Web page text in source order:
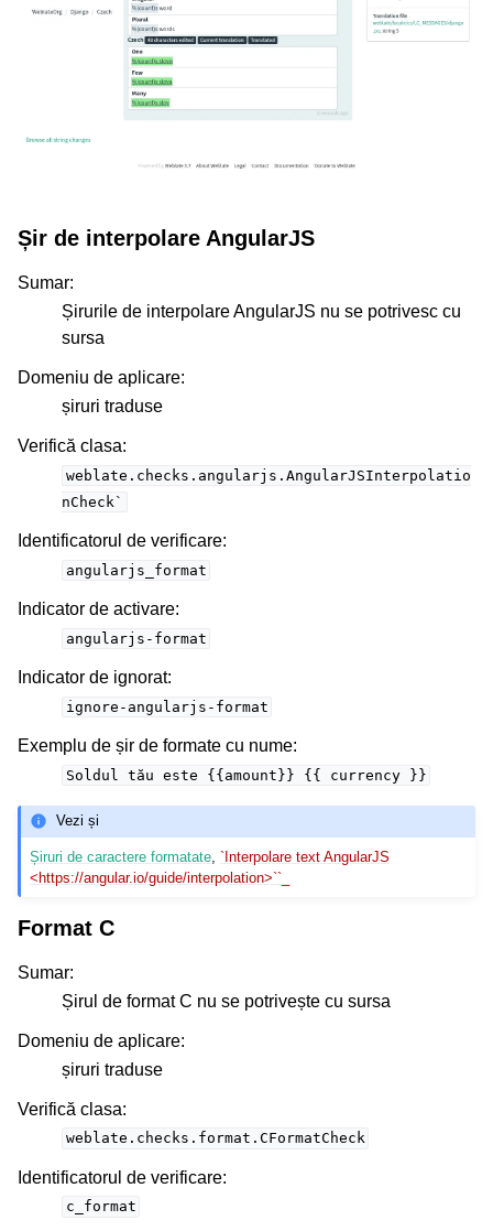
Șir de interpolare AngularJS
Sumar:
Șirurile de interpolare AngularJS nu se potrivesc cu
sursa
Domeniu de aplicare:
șiruri traduse
Verifică clasa:
weblate.checks.angularjs.AngularJSInterpolatio
nCheck`
Identificatorul de verificare:
angularjs_format
Indicator de activare:
angularjs-format
Indicator de ignorat:
ignore-angularjs-format
Exemplu de șir de formate cu nume:
Soldul tău este {{amount}} {{ currency }}
Vezi și
Șiruri de caractere formatate ,`Interpolare text AngularJS
<https://angular.io/guide/interpolation>``_
Format C
Sumar:
Șirul de format C nu se potrivește cu sursa
Domeniu de aplicare:
șiruri traduse
Verifică clasa:
weblate.checks.format.CFormatCheck
Identificatorul de verificare:
c_format